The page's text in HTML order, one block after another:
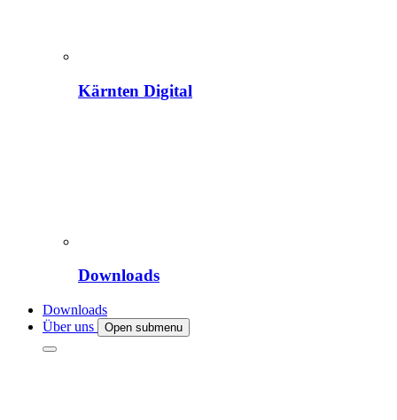
Kärnten Digital
Downloads
Downloads
Über uns
Open submenu